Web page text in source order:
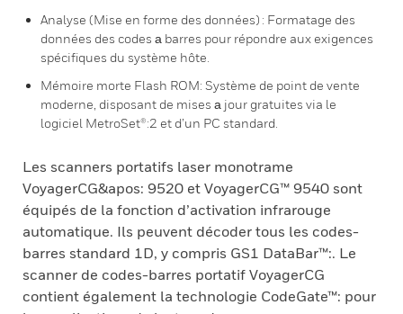
Analyse (Mise en forme des données) : Formatage des
données des codes а barres pour répondre aux exigences
spécifiques du système hôte.
Mémoire morte Flash ROM: Système de point de vente
moderne, disposant de mises а jour gratuites via le
logiciel MetroSet®:2 et d’un PC standard.
Les scanners portatifs laser monotrame
VoyagerCG&apos: 9520 et VoyagerCG™ 9540 sont
équipés de la fonction d’activation infrarouge
automatique. Ils peuvent décoder tous les codes-
barres standard 1D, y compris GS1 DataBar™:. Le
scanner de codes-barres portatif VoyagerCG
contient également la technologie CodeGate™: pour